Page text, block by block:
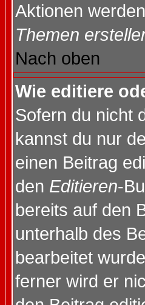
Aktionen
Themen
Nach oben
Wie editiere
Sofern du nicht
kannst du nur
einen Beitrag
den Editieren-
bereits auf den
unterhalb des
bearbeitet
ferner wird er